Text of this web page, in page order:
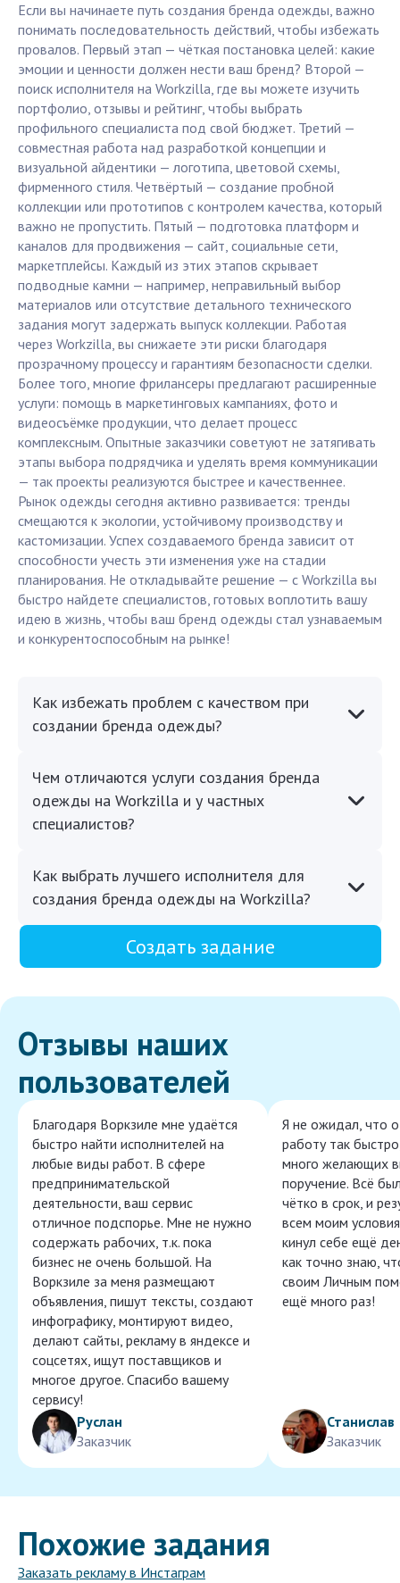
Если вы начинаете путь создания бренда одежды, важно
понимать последовательность действий, чтобы избежать
провалов. Первый этап — чёткая постановка целей: какие
эмоции и ценности должен нести ваш бренд? Второй —
поиск исполнителя на Workzilla, где вы можете изучить
портфолио, отзывы и рейтинг, чтобы выбрать
профильного специалиста под свой бюджет. Третий —
совместная работа над разработкой концепции и
визуальной айдентики — логотипа, цветовой схемы,
фирменного стиля. Четвёртый — создание пробной
коллекции или прототипов с контролем качества, который
важно не пропустить. Пятый — подготовка платформ и
каналов для продвижения — сайт, социальные сети,
маркетплейсы. Каждый из этих этапов скрывает
подводные камни — например, неправильный выбор
материалов или отсутствие детального технического
задания могут задержать выпуск коллекции. Работая
через Workzilla, вы снижаете эти риски благодаря
прозрачному процессу и гарантиям безопасности сделки.
Более того, многие фрилансеры предлагают расширенные
услуги: помощь в маркетинговых кампаниях, фото и
видеосъёмке продукции, что делает процесс
комплексным. Опытные заказчики советуют не затягивать
этапы выбора подрядчика и уделять время коммуникации
— так проекты реализуются быстрее и качественнее.
Рынок одежды сегодня активно развивается: тренды
смещаются к экологии, устойчивому производству и
кастомизации. Успех создаваемого бренда зависит от
способности учесть эти изменения уже на стадии
планирования. Не откладывайте решение — с Workzilla вы
быстро найдете специалистов, готовых воплотить вашу
идею в жизнь, чтобы ваш бренд одежды стал узнаваемым
и конкурентоспособным на рынке!
Как избежать проблем с качеством при
создании бренда одежды?
Чем отличаются услуги создания бренда
одежды на Workzilla и у частных
специалистов?
Как выбрать лучшего исполнителя для
создания бренда одежды на Workzilla?
Создать задание
Отзывы наших
пользователей
Благодаря Воркзиле мне удаётся
быстро найти исполнителей на
любые виды работ. В сфере
предпринимательской
деятельности, ваш сервис
отличное подспорье. Мне не нужно
содержать рабочих, т.к. пока
бизнес не очень большой. На
Воркзиле за меня размещают
объявления, пишут тексты, создают
инфографику, монтируют видео,
делают сайты, рекламу в яндексе и
соцсетях, ищут поставщиков и
многое другое. Спасибо вашему
сервису!
Руслан
Заказчик
Я не ожидал, что
работу так
много желающих
поручение. Всё
чётко в срок, и
всем моим
кинул себе ещё
как точно знаю,
своим Личным
ещё много раз!
Станислав
Заказчик
Похожие задания
Заказать рекламу в Инстаграм